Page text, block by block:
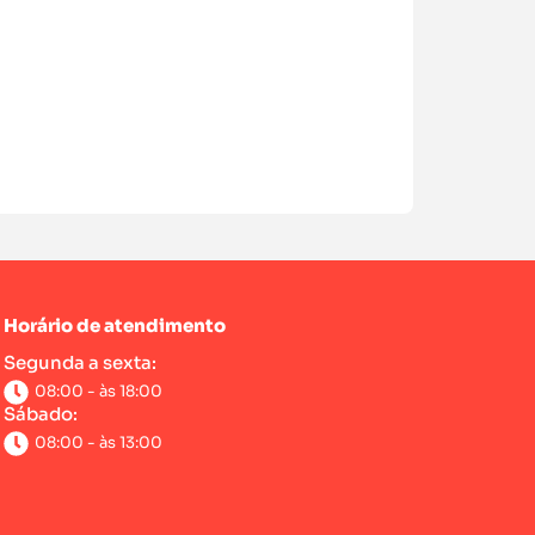
Horário de atendimento
Segunda a sexta:
08:00 - às 18:00
Sábado:
08:00 - às 13:00